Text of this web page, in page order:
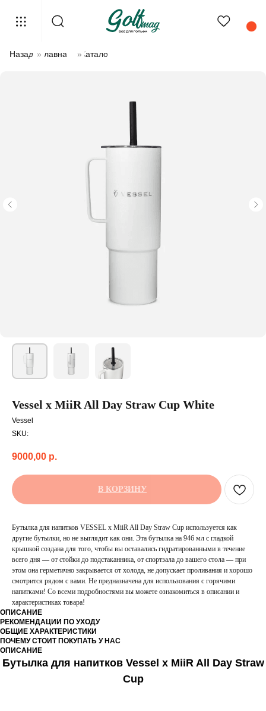
Назад »Главная »Каталог
Vessel x MiiR All Day Straw Cup White
Vessel
SKU:
9000,00 р.
В КОРЗИНУ
Бутылка для напитков VESSEL x MiiR All Day Straw Cup используется как
другие бутылки, но не выглядит как они. Эта бутылка на 946 мл с гладкой
крышкой создана для того, чтобы вы оставались гидратированными в течение
всего дня — от стойки до подстаканника, от спортзала до вашего стола — при
этом она герметично закрывается от холода, не допускает проливания и хорошо
смотрится рядом с вами. Не предназначена для использования с горячими
напитками! Со всеми подробностями вы можете ознакомиться в описании и
характеристиках товара!
ОПИСАНИЕ
РЕКОМЕНДАЦИИ ПО УХОДУ
ОБЩИЕ ХАРАКТЕРИСТИКИ
ПОЧЕМУ СТОИТ ПОКУПАТЬ У НАС
ОПИСАНИЕ
Бутылка для напитков Vessel x MiiR All Day Straw
Cup